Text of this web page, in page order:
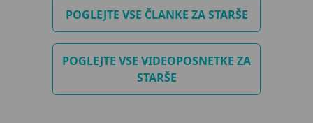
kadar čas preživljamo v družbi interneta. Predvsem pa
smo se neizmerno zabavali in sklenili mnogo novih
prijateljstev!
POGLEJTE VSE ČLANKE ZA STARŠE
POGLEJTE VSE VIDEOPOSNETKE ZA
STARŠE